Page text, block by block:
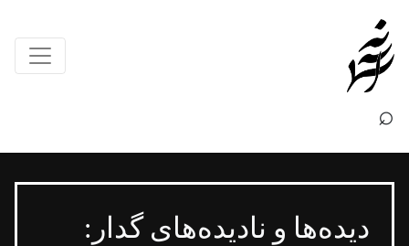
×
⌕
دیده‌ها و نادیده‌های گدار: